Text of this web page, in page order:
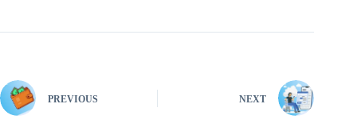
PREVIOUS NEXT